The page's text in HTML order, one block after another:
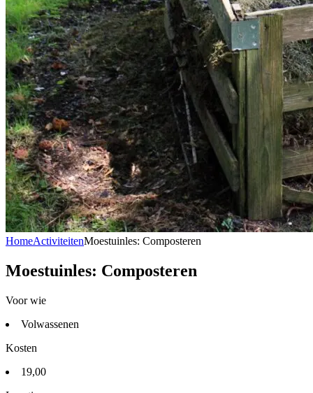
HomeActiviteitenMoestuinles: Composteren
Moestuinles: Composteren
Voor wie
Volwassenen
Kosten
19,00